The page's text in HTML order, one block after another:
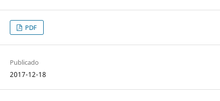
PDF
Publicado
2017-12-18